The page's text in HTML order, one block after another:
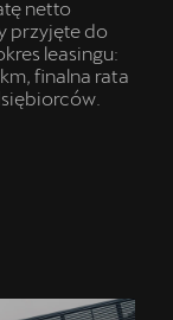
netto
przyjęte do
leasingu:
finalna rata